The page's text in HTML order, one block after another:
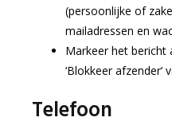
(persoonlijke of
mailadressen en
Markeer het bericht
‘Blokkeer
Telefoon